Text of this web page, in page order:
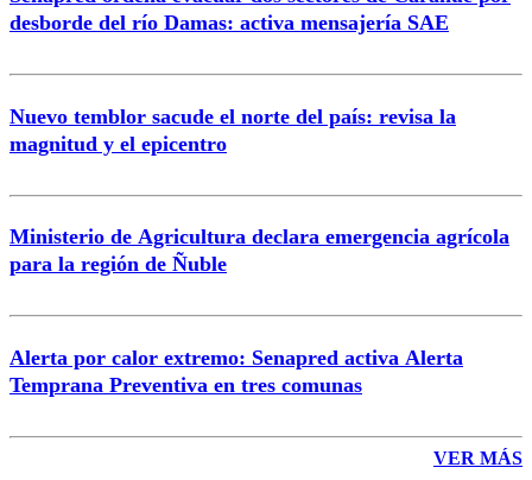
desborde del río Damas: activa mensajería SAE
Nuevo temblor sacude el norte del país: revisa la
magnitud y el epicentro
Ministerio de Agricultura declara emergencia agrícola
para la región de Ñuble
Alerta por calor extremo: Senapred activa Alerta
Temprana Preventiva en tres comunas
VER MÁS